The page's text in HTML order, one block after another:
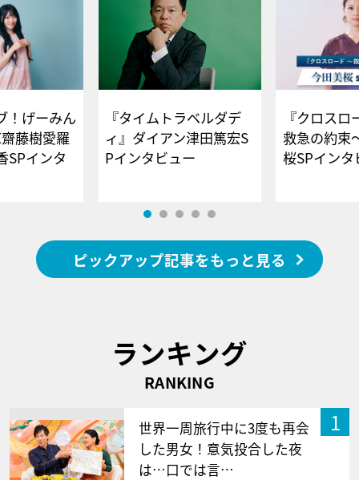
！げーみん
藤樹愛羅
SPインタ
『タイムトラベルダデ
ィ』ダイアン津田篤宏S
Pインタビュー
『クロス
救急の約束
桜SPイ
ピックアップ記事をもっと見る
ランキング
RANKING
1
世界一周旅行中に3度も再会
した男女！意気投合した夜
は…口では言…